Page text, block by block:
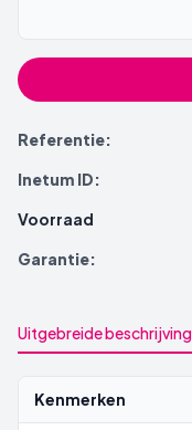
Referentie:
Inetum ID:
Voorraad
Garantie:
Uitgebreide beschrijving
Kenmerken